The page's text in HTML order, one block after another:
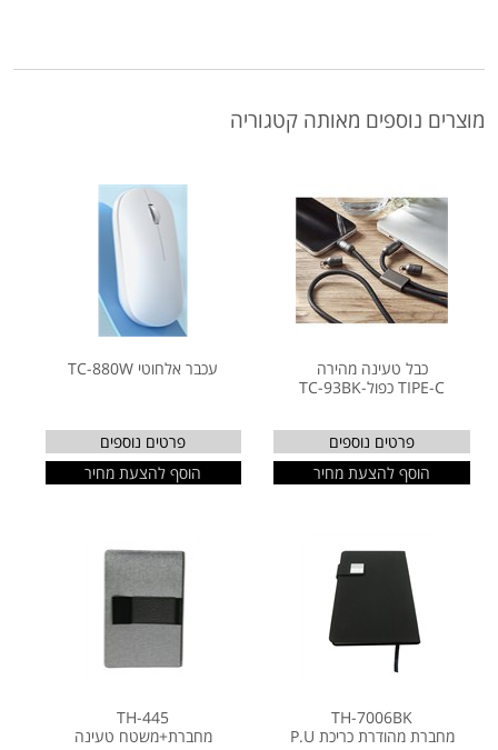
מוצרים נוספים מאותה קטגוריה
כבל טעינה מהירה
TIPE-C כפול-TC-93BK
פרטים נוספים
הוסף להצעת מחיר
עכבר אלחוטי TC-880W
פרטים נוספים
הוסף להצעת מחיר
TH-7006BK
מחברת מהודרת כריכת P.U
TH-445
מחברת+משטח טעינה